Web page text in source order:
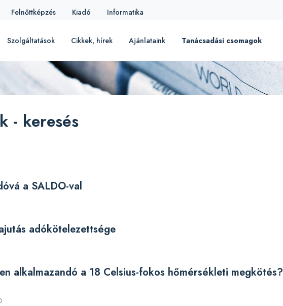
Felnőttképzés Kiadó Informatika
Szolgáltatások Cikkek, hírek Ajánlataink Tanácsadási csomagok
- keresés
a SALDO-val
adókötelezettsége
alkalmazandó a 18 Celsius-fokos hőmérsékleti megkötés?